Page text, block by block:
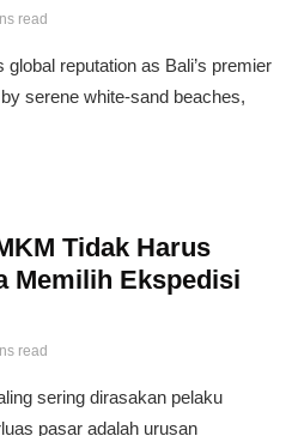
read
reputation as Bali’s premier
serene white-sand beaches,
Tidak Harus
Memilih Ekspedisi
read
sering dirasakan pelaku
pasar adalah urusan